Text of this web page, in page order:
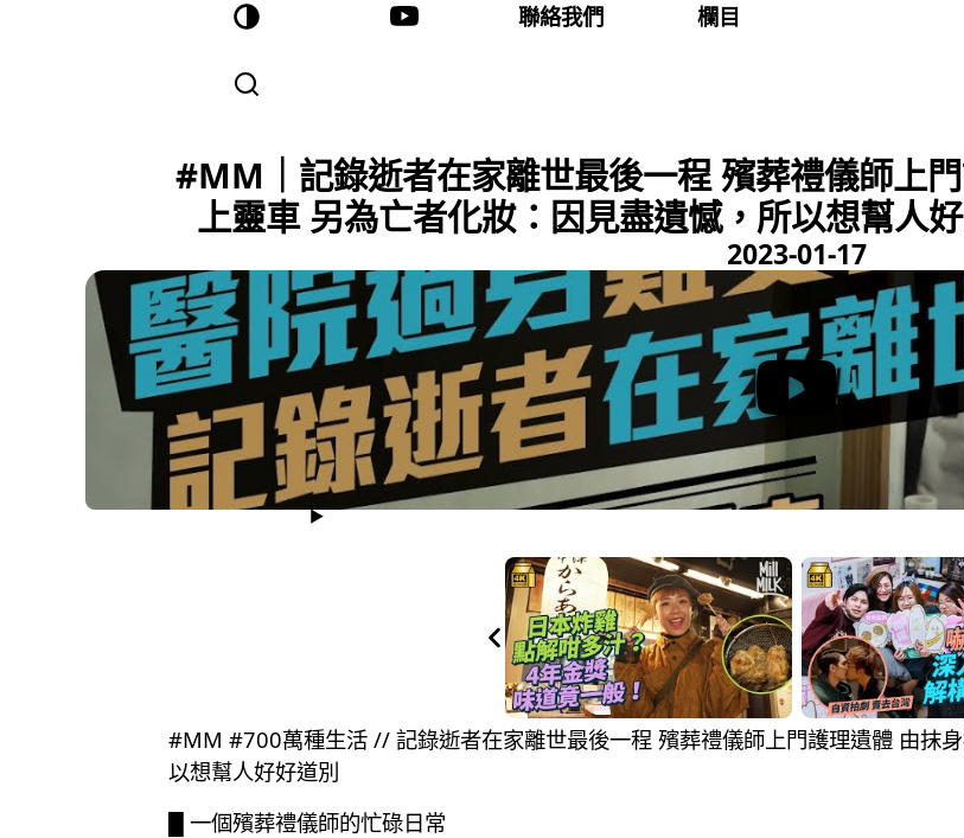
聯絡我們 欄目
#MM｜記錄逝者在家離世最後一程 殯葬禮儀師上
上靈車 另為亡者化妝：因見盡遺憾，所以想幫人
2023-01-17
#MM #700萬種生活 // 記錄逝者在家離世最後一程 殯葬禮儀師上門護理遺體 由抹
以想幫人好好道別
█ 一個殯葬禮儀師的忙碌日常